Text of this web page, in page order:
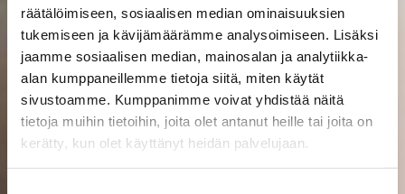
räätälöimiseen, sosiaalisen median ominaisuuksien
tukemiseen ja kävijämäärämme analysoimiseen. Lisäksi
jaamme sosiaalisen median, mainosalan ja analytiikka-
alan kumppaneillemme tietoja siitä, miten käytät
sivustoamme. Kumppanimme voivat yhdistää näitä
tietoja muihin tietoihin, joita olet antanut heille tai joita on
kerätty, kun olet käyttänyt heidän palvelujaan.